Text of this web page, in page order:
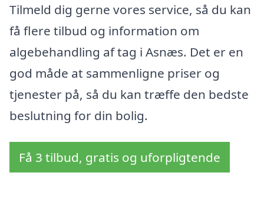
Tilmeld dig gerne vores service, så du kan
få flere tilbud og information om
algebehandling af tag i Asnæs. Det er en
god måde at sammenligne priser og
tjenester på, så du kan træffe den bedste
beslutning for din bolig.
Få 3 tilbud, gratis og uforpligtende